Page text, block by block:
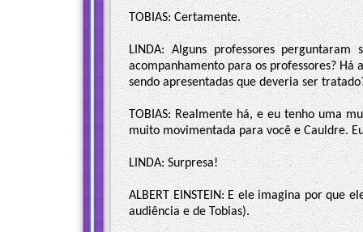
TOBIAS: Certamente.
LINDA: Alguns professores
acompanhamento para os professores? Há
sendo apresentadas que deveria ser
TOBIAS: Realmente há, e eu tenho uma
muito movimentada para você e Cauldre.
LINDA: Surpresa!
ALBERT EINSTEIN: E ele imagina por que
audiência e de Tobias).